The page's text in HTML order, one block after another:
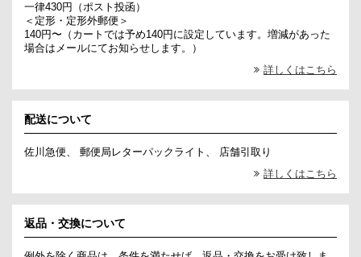
一律430円（ポスト投函）
＜定形・定形外郵便＞
140円〜（カートでは予め140円に設定しています。増減があった
場合はメールにてお知らせします。）
詳しくはこちら
配送について
佐川急便、 郵便局レターパックライト、 店舗引取り
詳しくはこちら
返品・交換について